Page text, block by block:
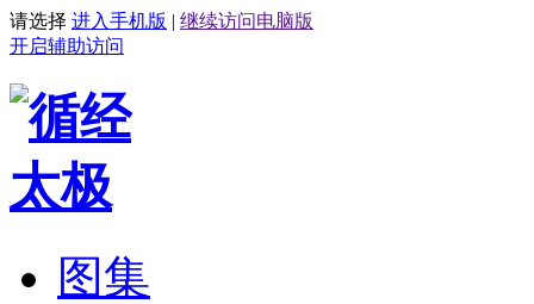
请选择 进入手机版 | 继续访问电脑版
开启辅助访问
图集